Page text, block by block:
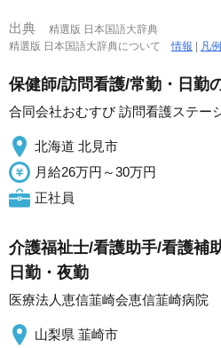
出典
精選版 日本国語大辞典
精選版 日本国語大辞典について情報 凡例
保健師/訪問看護/常勤・日勤
合同会社おむすび 訪問看護ステー
北海道 北見市
月給26万円～30万円
正社員
介護福祉士/看護助手/看護補
日勤・夜勤
医療法人恵信韮崎会恵信韮崎病院
山梨県 韮崎市